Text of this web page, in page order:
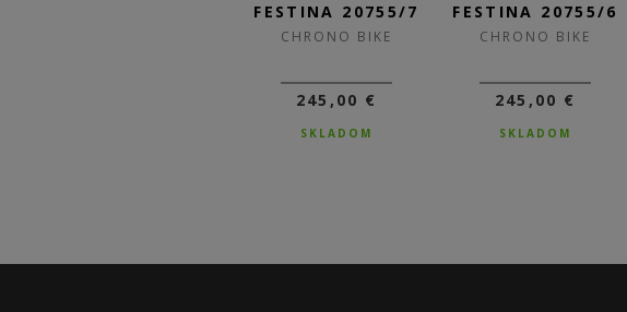
FESTINA 20755/7
CHRONO BIKE
245,00 €
SKLADOM
FESTINA 20755/6
CHRONO BIKE
245,00 €
SKLADOM